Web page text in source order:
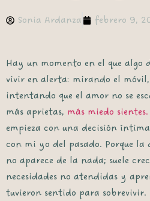
Sonia Ardanza febrero 9,
Hay un momento en el que algo
vivir en alerta: mirando el
intentando que el amor no se
más aprietas, más miedo sientes.
empieza con una decisión
con mi yo del pasado. Porque la
no aparece de la nada; suele
necesidades no atendidas y
tuvieron sentido para sobrevivir.